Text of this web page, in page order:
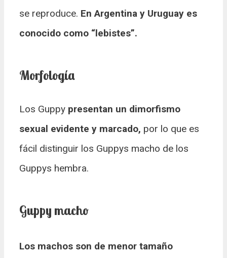
se reproduce. En Argentina y Uruguay es
conocido como “lebistes”.
Morfología
Los Guppy presentan un dimorfismo
sexual evidente y marcado, por lo que es
fácil distinguir los Guppys macho de los
Guppys hembra.
Guppy macho
Los machos son de menor tamaño